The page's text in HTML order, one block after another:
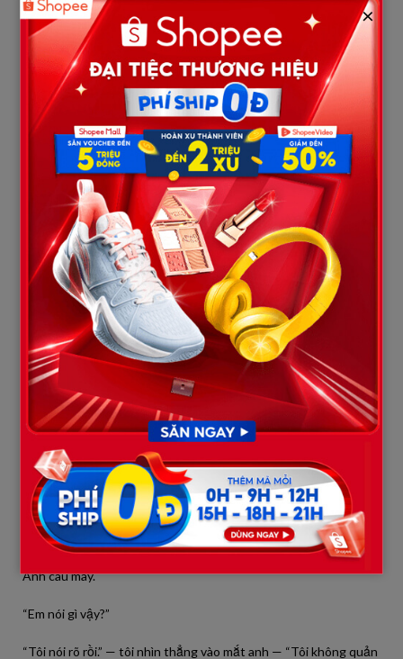
Đó là lần đầu tiên… tôi thấy mình bị sỉ nhục đến mức không thể
nuốt nổi.
Đêm đó, tôi không ngủ.
Tôi nằm nhìn trần nhà, nghĩ về tất cả những gì đã xảy ra.
Không phải chỉ là tiền.
Mà là cách anh đối xử với tôi.
Cách anh coi nhẹ công sức của tôi.
Cách anh khiến tôi cảm thấy mình… vô dụng.
Sáng hôm sau, tôi dậy sớm.
Tôi lấy toàn bộ số tiền anh đưa trong tháng — phần còn lại chỉ
hơn một triệu — đặt lên bàn.
Khi anh chuẩn bị đi làm, tôi gọi lại.
“Anh cầm tiền này đi.”
Anh ngạc nhiên.
“Làm gì?”
“Từ giờ anh tự lo tiền ăn.”
Anh cau mày.
“Em nói gì vậy?”
“Tôi nói rõ rồi.” — tôi nhìn thẳng vào mắt anh — “Tôi không quản
×